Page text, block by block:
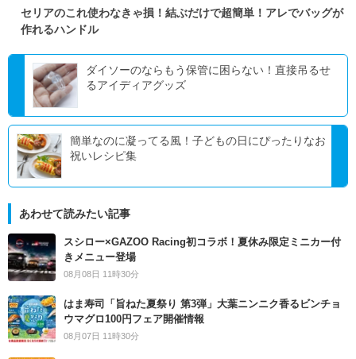
セリアのこれ使わなきゃ損！結ぶだけで超簡単！アレでバッグが
作れるハンドル
ダイソーのならもう保管に困らない！直接吊るせ
るアイディアグッズ
簡単なのに凝ってる風！子どもの日にぴったりなお
祝いレシピ集
あわせて読みたい記事
スシロー×GAZOO Racing初コラボ！夏休み限定ミニカー付
きメニュー登場
08月08日 11時30分
はま寿司「旨ねた夏祭り 第3弾」大葉ニンニク香るビンチョ
ウマグロ100円フェア開催情報
08月07日 11時30分